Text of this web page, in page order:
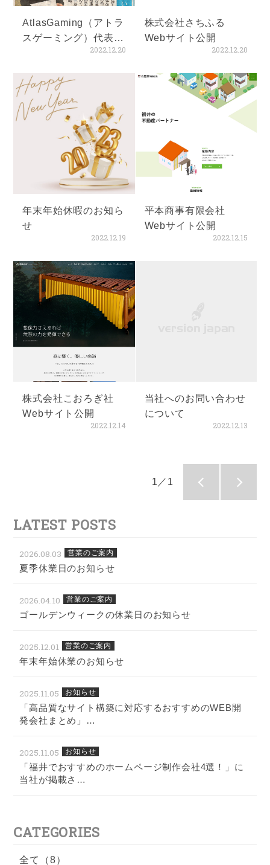
AtlasGaming（アトラ
スゲーミング）代表
納庄貴大様 新聞掲載
2022.12.20
株式会社さちふる
Webサイト公開
2022.12.20
年末年始休暇のお知ら
せ
2022.12.19
平本商事有限会社
Webサイト公開
2022.12.15
株式会社こおろぎ社
Webサイト公開
2022.12.14
当社へのお問い合わせ
について
2022.12.13
1／1
LATEST POSTS
2026.08.03 営業のご案内
夏季休業日のお知らせ
2026.04.10 営業のご案内
ゴールデンウィークの休業日のお知らせ
2025.12.01 営業のご案内
年末年始休業のお知らせ
2025.11.05 お知らせ
「高品質なサイト構築に対応するおすすめのWEB開
発会社まとめ」…
2025.11.05 お知らせ
「福井でおすすめのホームページ制作会社4選！」に
当社が掲載さ…
CATEGORIES
全て（8）